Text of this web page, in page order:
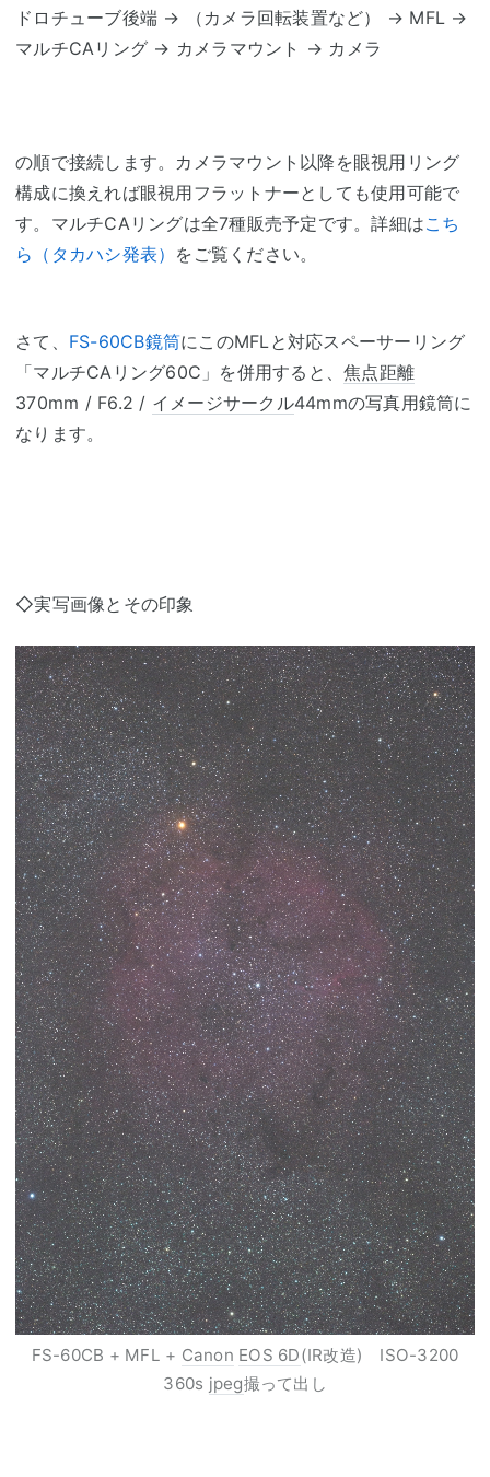
ドロチューブ後端 → （カメラ回転装置など） → MFL →
マルチCAリング → カメラマウント → カメラ
の順で接続します。カメラマウント以降を眼視用リング
構成に換えれば眼視用フラットナーとしても使用可能で
す。マルチCAリングは全7種販売予定です。詳細はこち
ら（タカハシ発表） をご覧ください。
さて、 FS-60CB鏡筒にこのMFLと対応スペーサーリング
「マルチCAリング60C」を併用すると、 焦点距離
370mm / F6.2 / イメージサークル44mmの写真用鏡筒に
なります。
◇実写画像とその印象
FS-60CB + MFL + Canon EOS 6D(IR改造) ISO-3200
360s jpeg撮って出し